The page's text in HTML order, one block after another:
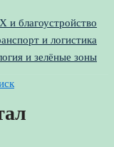
и благоустройство
и логистика
и зелёные зоны